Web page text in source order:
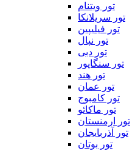
تور ویتنام
تور سریلانکا
تور فیلیپین
تور نپال
تور دبی
تور سنگاپور
تور هند
تور عمان
تور کامبوج
تور ماکائو
تور ارمنستان
تور آذربایجان
تور بوتان